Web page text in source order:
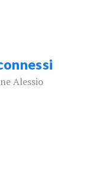
Alessio